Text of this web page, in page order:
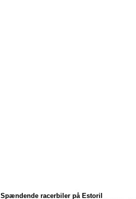
Spændende racerbiler på Estoril